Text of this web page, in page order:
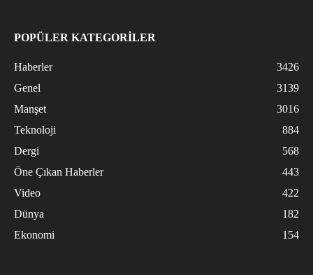
POPÜLER KATEGORİLER
Haberler
3426
Genel
3139
Manşet
3016
Teknoloji
884
Dergi
568
Öne Çıkan Haberler
443
Video
422
Dünya
182
Ekonomi
154